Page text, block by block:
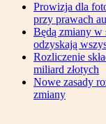
Prowizja dla
przy prawach
Będą zmiany w
odzyskają
Rozliczenie
miliard złotych
Nowe zasady
zmiany